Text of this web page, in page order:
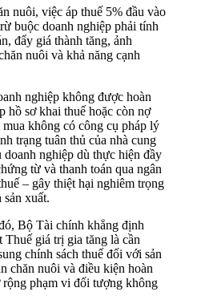
nuôi, việc áp thuế 5% đầu vào
buộc doanh nghiệp phải tính
đẩy giá thành tăng, ảnh
nuôi và khả năng cạnh
nghiệp không được hoàn
hồ sơ khai thuế hoặc còn nợ
không có công cụ pháp lý
trạng tuân thủ của nhà cung
nghiệp dù thực hiện đầy
từ và thanh toán qua ngân
– gây thiệt hại nghiêm trọng
sản xuất.
Bộ Tài chính khẳng định
giá trị gia tăng là cần
chính sách thuế đối với sản
chăn nuôi và điều kiện hoàn
phạm vi đối tượng không